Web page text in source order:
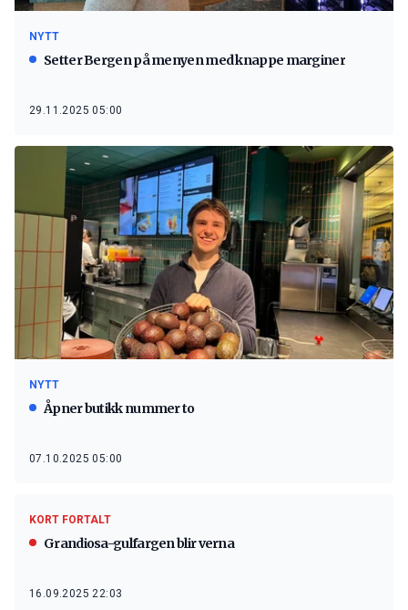
NYTT
Setter Bergen på menyen med knappe marginer
29.11.2025 05:00
NYTT
Åpner butikk nummer to
07.10.2025 05:00
KORT FORTALT
Grandiosa-gulfargen blir verna
16.09.2025 22:03